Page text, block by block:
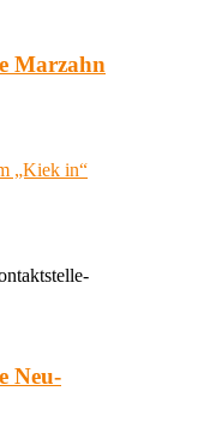
Marzahn
„Kiek in“
Neu-